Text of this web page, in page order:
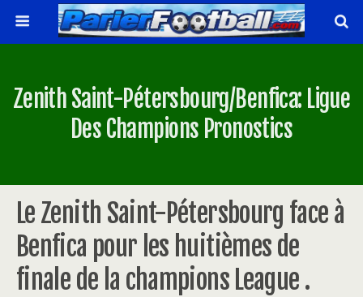
Zenith Saint-Pétersbourg/Benfica: Ligue
Des Champions Pronostics
Le Zenith Saint-Pétersbourg face à
Benfica pour les huitièmes de
finale de la champions League .